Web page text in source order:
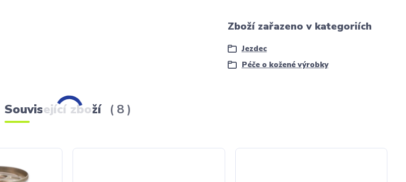
Zboží zařazeno v kategoriích
Jezdec
Péče o kožené výrobky
Související zboží 8